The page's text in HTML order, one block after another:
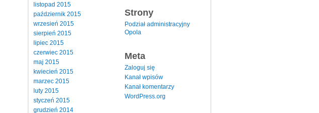
listopad 2015
październik 2015
wrzesień 2015
sierpień 2015
lipiec 2015
czerwiec 2015
maj 2015
kwiecień 2015
marzec 2015
luty 2015
styczeń 2015
grudzień 2014
Strony
Podział administracyjny
Opola
Meta
Zaloguj się
Kanał wpisów
Kanał komentarzy
WordPress.org